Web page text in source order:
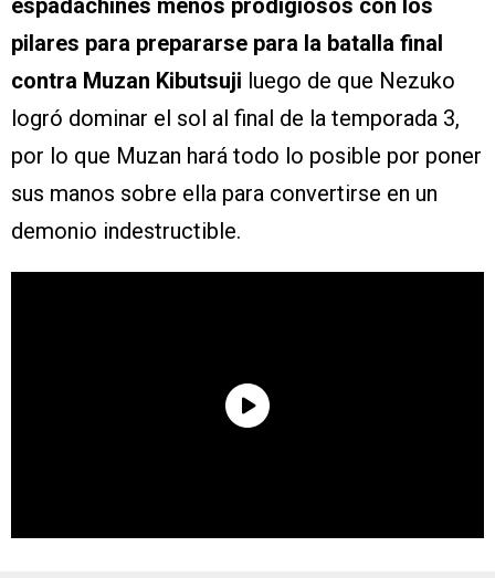
espadachines menos prodigiosos con los
pilares para prepararse para la batalla final
contra Muzan Kibutsuji luego de que Nezuko
logró dominar el sol al final de la temporada 3,
por lo que Muzan hará todo lo posible por poner
sus manos sobre ella para convertirse en un
demonio indestructible.